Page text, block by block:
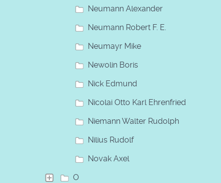
Neumann Alexander
Neumann Robert F. E.
Neumayr Mike
Newolin Boris
Nick Edmund
Nicolai Otto Karl Ehrenfried
Niemann Walter Rudolph
Nilius Rudolf
Novak Axel
O